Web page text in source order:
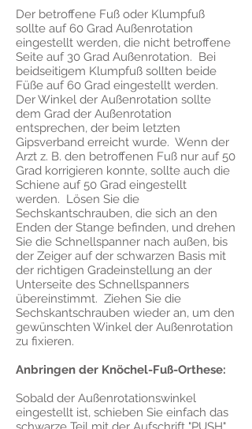
Der betroffene Fuß oder Klumpfuß
sollte auf 60 Grad Außenrotation
eingestellt werden, die nicht betroffene
Seite auf 30 Grad Außenrotation. Bei
beidseitigem Klumpfuß sollten beide
Füße auf 60 Grad eingestellt werden.
Der Winkel der Außenrotation sollte
dem Grad der Außenrotation
entsprechen, der beim letzten
Gipsverband erreicht wurde. Wenn der
Arzt z. B. den betroffenen Fuß nur auf 50
Grad korrigieren konnte, sollte auch die
Schiene auf 50 Grad eingestellt
werden. Lösen Sie die
Sechskantschrauben, die sich an den
Enden der Stange befinden, und drehen
Sie die Schnellspanner nach außen, bis
der Zeiger auf der schwarzen Basis mit
der richtigen Gradeinstellung an der
Unterseite des Schnellspanners
übereinstimmt. Ziehen Sie die
Sechskantschrauben wieder an, um den
gewünschten Winkel der Außenrotation
zu fixieren.
Anbringen der Knöchel-Fuß-Orthese:
Sobald der Außenrotationswinkel
eingestellt ist, schieben Sie einfach das